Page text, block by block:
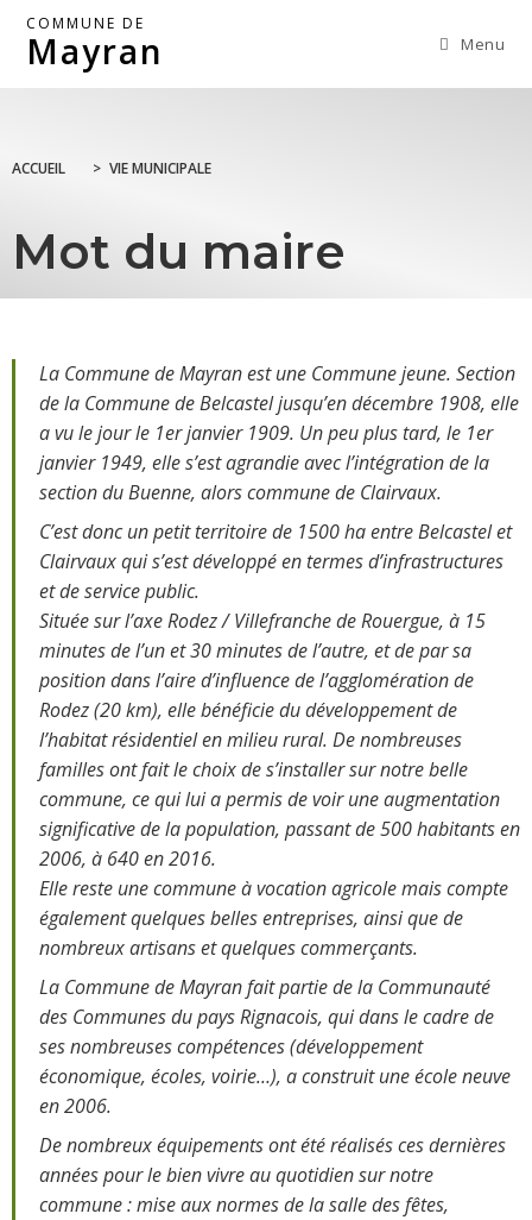
COMMUNE DE
Mayran Menu
ACCUEIL > VIE MUNICIPALE
Mot du maire
La Commune de Mayran est une Commune jeune. Section
de la Commune de Belcastel jusqu’en décembre 1908, elle
a vu le jour le 1er janvier 1909. Un peu plus tard, le 1er
janvier 1949, elle s’est agrandie avec l’intégration de la
section du Buenne, alors commune de Clairvaux.
C’est donc un petit territoire de 1500 ha entre Belcastel et
Clairvaux qui s’est développé en termes d’infrastructures
et de service public.
Située sur l’axe Rodez / Villefranche de Rouergue, à 15
minutes de l’un et 30 minutes de l’autre, et de par sa
position dans l’aire d’influence de l’agglomération de
Rodez (20 km), elle bénéficie du développement de
l’habitat résidentiel en milieu rural. De nombreuses
familles ont fait le choix de s’installer sur notre belle
commune, ce qui lui a permis de voir une augmentation
significative de la population, passant de 500 habitants en
2006, à 640 en 2016.
Elle reste une commune à vocation agricole mais compte
également quelques belles entreprises, ainsi que de
nombreux artisans et quelques commerçants.
La Commune de Mayran fait partie de la Communauté
des Communes du pays Rignacois, qui dans le cadre de
ses nombreuses compétences (développement
économique, écoles, voirie…), a construit une école neuve
en 2006.
De nombreux équipements ont été réalisés ces dernières
années pour le bien vivre au quotidien sur notre
commune : mise aux normes de la salle des fêtes,